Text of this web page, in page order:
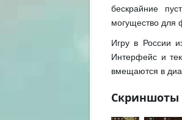
бескрайние
могущество для
Игру в России
Интерфейс и
вмещаются в
Скриншоты